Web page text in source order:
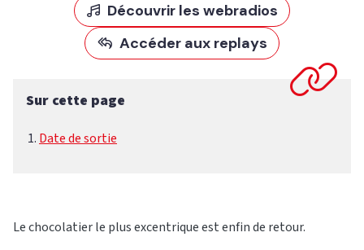
Découvrir les webradios
Accéder aux replays
Sur cette page
Date de sortie
Le chocolatier le plus excentrique est enfin de retour.